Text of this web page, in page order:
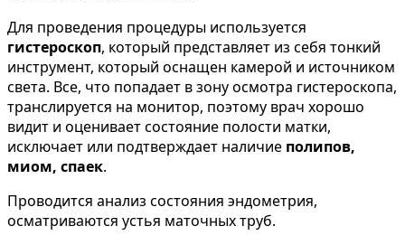
Для проведения процедуры используется
гистероскоп, который представляет из себя тонкий
инструмент, который оснащен камерой и источником
света. Все, что попадает в зону осмотра гистероскопа,
транслируется на монитор, поэтому врач хорошо
видит и оценивает состояние полости матки,
исключает или подтверждает наличие полипов,
миом, спаек.
Проводится анализ состояния эндометрия,
осматриваются устья маточных труб.